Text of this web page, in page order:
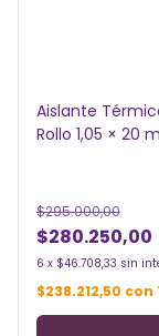
Aislante
Rollo 1,05 × 20 m
$280.250,00
$295.000,00
6 x $46.708,33 sin
$238.212,50 con